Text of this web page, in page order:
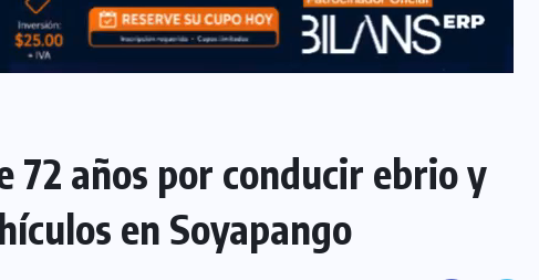
72 años por conducir ebrio y
en Soyapango